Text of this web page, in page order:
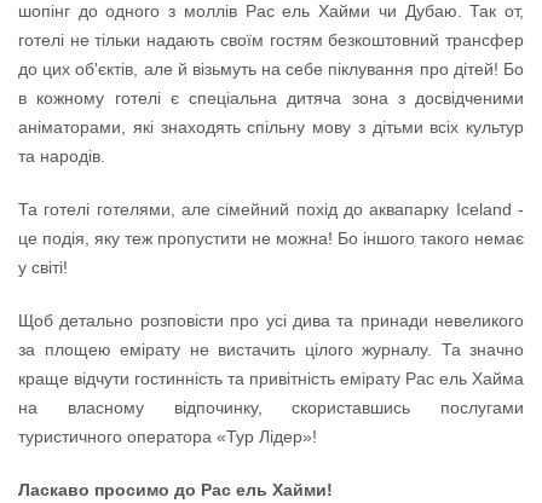
шопінг до одного з моллів Рас ель Хайми чи Дубаю. Так от,
готелі не тільки надають своїм гостям безкоштовний трансфер
до цих об'єктів, але й візьмуть на себе піклування про дітей! Бо
в кожному готелі є спеціальна дитяча зона з досвідченими
аніматорами, які знаходять спільну мову з дітьми всіх культур
та народів.
Та готелі готелями, але сімейний похід до аквапарку Iceland -
це подія, яку теж пропустити не можна! Бо іншого такого немає
у світі!
Щоб детально розповісти про усі дива та принади невеликого
за площею емірату не вистачить цілого журналу. Та значно
краще відчути гостинність та привітність емірату Рас ель Хайма
на власному відпочинку, скориставшись послугами
туристичного оператора «Тур Лідер»!
Ласкаво просимо до Рас ель Хайми!